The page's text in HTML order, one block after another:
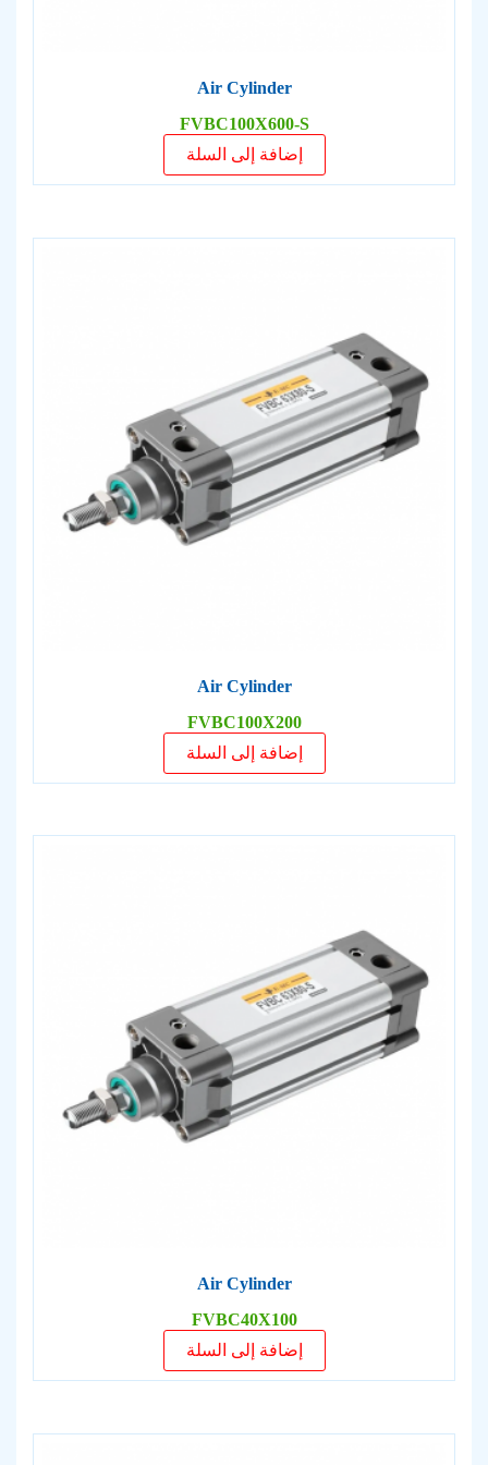
Air Cylinder
FVBC100X600-S
إضافة إلى السلة
Air Cylinder
FVBC100X200
إضافة إلى السلة
Air Cylinder
FVBC40X100
إضافة إلى السلة